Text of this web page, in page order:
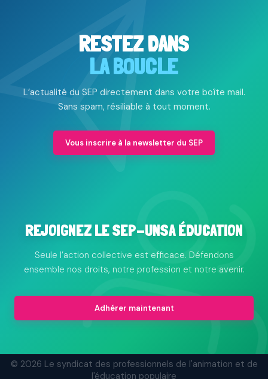
RESTEZ DANS
LA BOUCLE
L’actualité du SEP directement dans votre boîte mail.
Sans spam, résiliable à tout moment.
Vous inscrire à la newsletter du SEP
REJOIGNEZ LE SEP-UNSA ÉDUCATION
Seule l’action collective est efficace. Défendons
ensemble nos droits, notre profession et notre avenir.
Adhérer maintenant
© 2026 Le syndicat des professionnels de l'animation et de
l'éducation populaire